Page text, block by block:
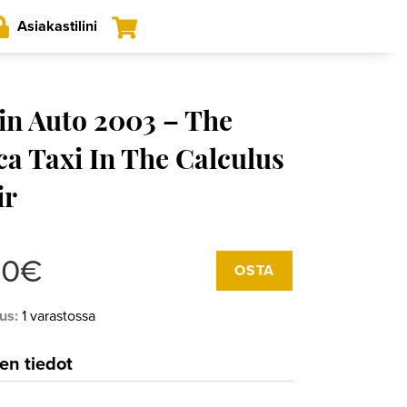
Asiakastilini
Auto 2003 – The
Taxi In The Calculus
€
Tintin
2003
taxi
OSTA
1 varastossa
tiedot